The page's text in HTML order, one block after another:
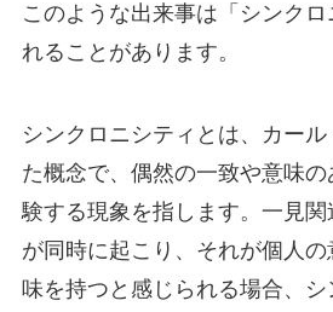
このような出来事は「シンク
れることがあります。
シンクロニシティとは、カー
た概念で、偶然の一致や意味
験する現象を指します。一見
が同時に起こり、それが個人
味を持つと感じられる場合、シ